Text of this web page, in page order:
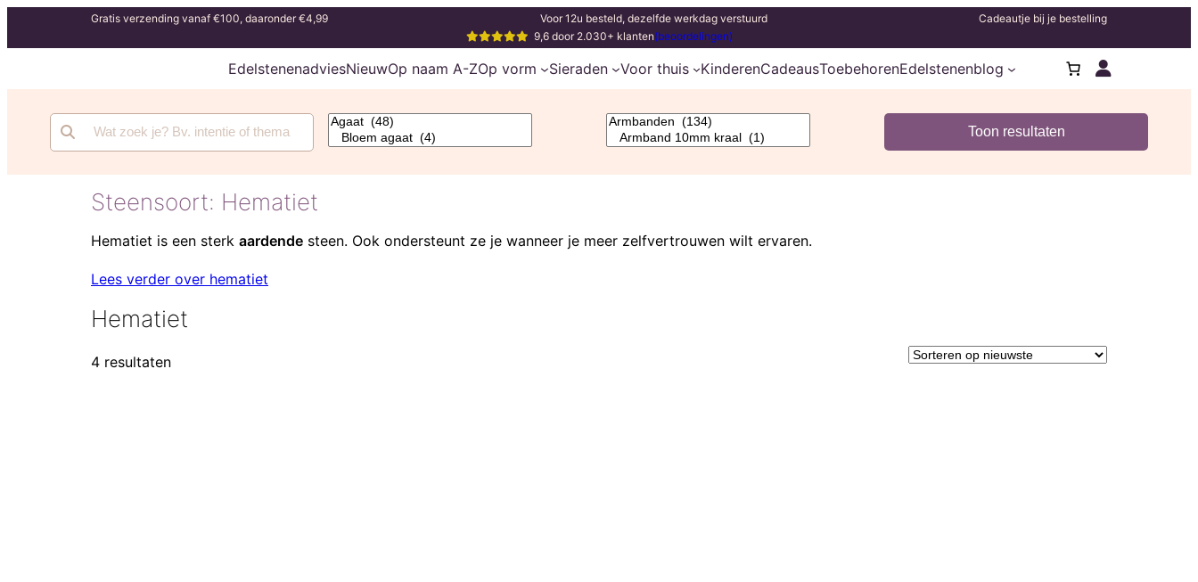
Gratis verzending vanaf €100, daaronder €4,99 Voor 12u besteld, dezelfde werkdag verstuurd
Cadeautje bij je bestelling
9,6 door 2.030+ klanten(beoordelingen)
EdelstenenadviesNieuwOp naam A-ZOp vorm Sieraden Voor thuis KinderenCadeausToebehorenEdelstenenblog
Steensoort: Hematiet
Hematiet is een sterk aardende steen. Ook ondersteunt ze je wanneer je meer zelfvertrouwen wilt ervaren.
Lees verder over hematiet
Hematiet
4 resultaten